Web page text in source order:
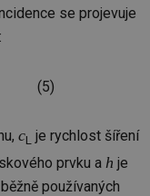
se projevuje
(5)
cL je rychlost šíření
prvku a h je
používaných